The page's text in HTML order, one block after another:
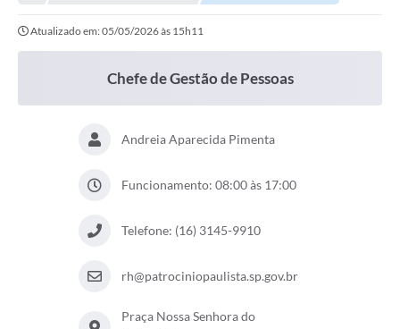
Atualizado em: 05/05/2026 às 15h11
Chefe de Gestão de Pessoas
Andreia Aparecida Pimenta
Funcionamento: 08:00 às 17:00
Telefone: (16) 3145-9910
rh@patrociniopaulista.sp.gov.br
Praça Nossa Senhora do